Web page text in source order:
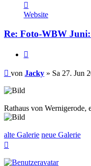
von
Jacky
Website
Re: Foto-WBW
Beitrag
von Jacky » Sa 27. Jun
Rathaus von Wernigerode,
alte Galerie neue Galerie